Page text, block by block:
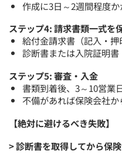
作成に3日～2週間程度か
ステップ4: 請求書類一式を
給付金請求書（記入・押
診断書または入院証明書
ステップ5: 審査・入金
書類到着後、3～10営業
不備があれば保険会社か
【絶対に避けるべき失敗】
> 診断書を取得してから保